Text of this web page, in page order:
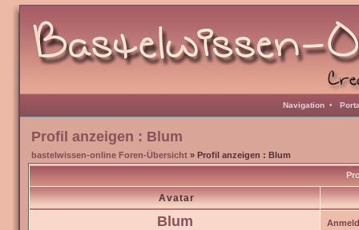
Navigation •
Profil anzeigen : Blum
bastelwissen-online Foren-Übersicht » Profil anzeigen : Blum
Avatar
Blum